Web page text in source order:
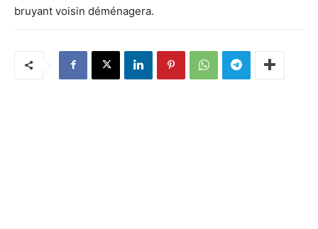
bruyant voisin déménagera.